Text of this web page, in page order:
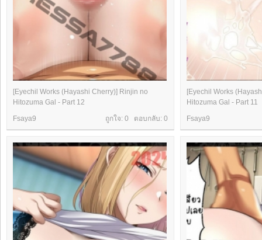
[Eyechil Works (Hayashi Cherry)] Rinjin no
Hitozuma Gal - Part 12
ถูกใจ: 0 ตอบกลับ: 0
Fsaya9
[Eyechil Works
Hitozuma Gal - Part 11
Fsaya9